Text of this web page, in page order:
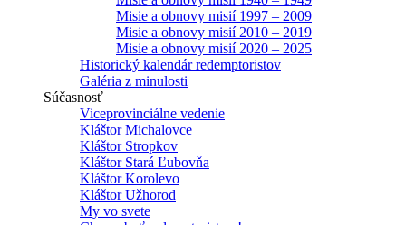
Misie a obnovy misií 1997 – 2009
Misie a obnovy misií 2010 – 2019
Misie a obnovy misií 2020 – 2025
Historický kalendár redemptoristov
Galéria z minulosti
Súčasnosť
Viceprovinciálne vedenie
Kláštor Michalovce
Kláštor Stropkov
Kláštor Stará Ľubovňa
Kláštor Korolevo
Kláštor Užhorod
My vo svete